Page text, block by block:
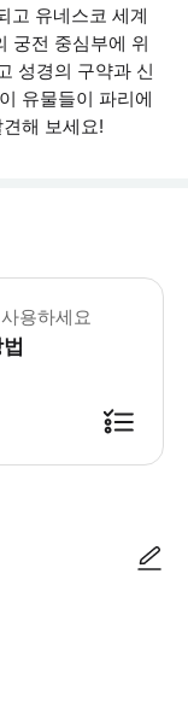
고 유네스코 세계
궁전 중심부에 위
성경의 구약과 신
유물들이 파리에
해 보세요!
- 18세 미만 청소년은 무
용하세요